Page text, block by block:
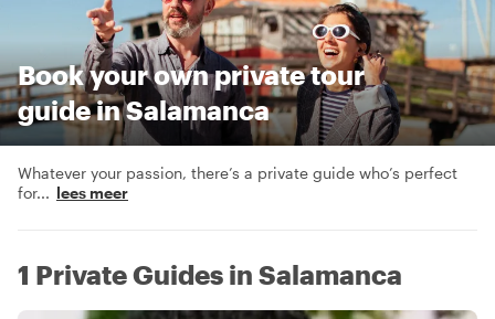
Book your own private tour
guide in Salamanca
Whatever your passion, there’s a private guide who’s perfect
for... lees meer
1 Private Guides in Salamanca